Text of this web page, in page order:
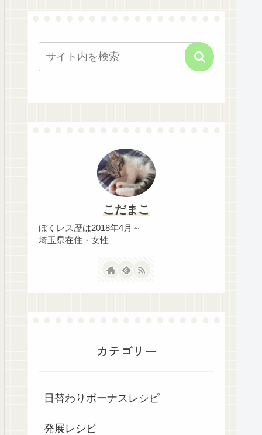
こだまこ
ぼくレス歴は2018年4月～
埼玉県在住・女性
カテゴリー
日替わりボーナスレシピ
発展レシピ